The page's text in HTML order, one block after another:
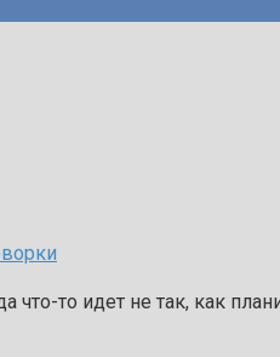
что-то идет не так, как